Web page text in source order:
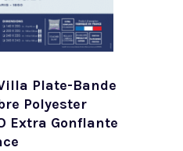
Plate-Bande
Polyester
Extra Gonflante